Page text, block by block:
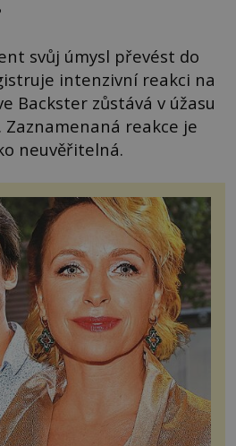
svůj úmysl převést do
intenzivní reakci na
Backster zůstává v úžasu
reakce je
neuvěřitelná.